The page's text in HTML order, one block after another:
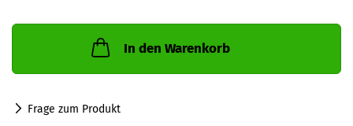
In den Warenkorb
Frage zum Produkt